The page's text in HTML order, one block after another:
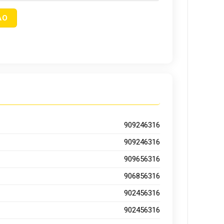
909246316
909246316
909656316
906856316
902456316
902456316